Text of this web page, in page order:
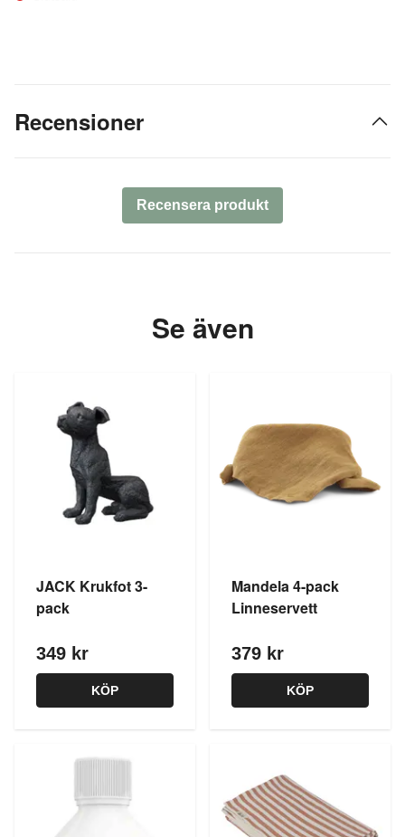
Recensioner
Recensera produkt
Se även
JACK Krukfot 3-
pack
349 kr
KÖP
Mandela 4-pack
Linneservett
379 kr
KÖP